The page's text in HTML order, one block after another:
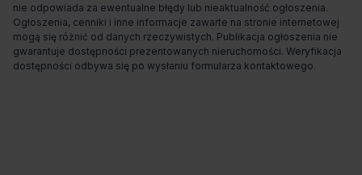
nie odpowiada za ewentualne błędy lub nieaktualność ogłoszenia.
Ogłoszenia, cenniki i inne informacje zawarte na stronie internetowej
mogą się różnić od danych rzeczywistych. Publikacja ogłoszenia nie
gwarantuje dostępności prezentowanych nieruchomości. Weryfikacja
dostępności odbywa się po wysłaniu formularza kontaktowego.